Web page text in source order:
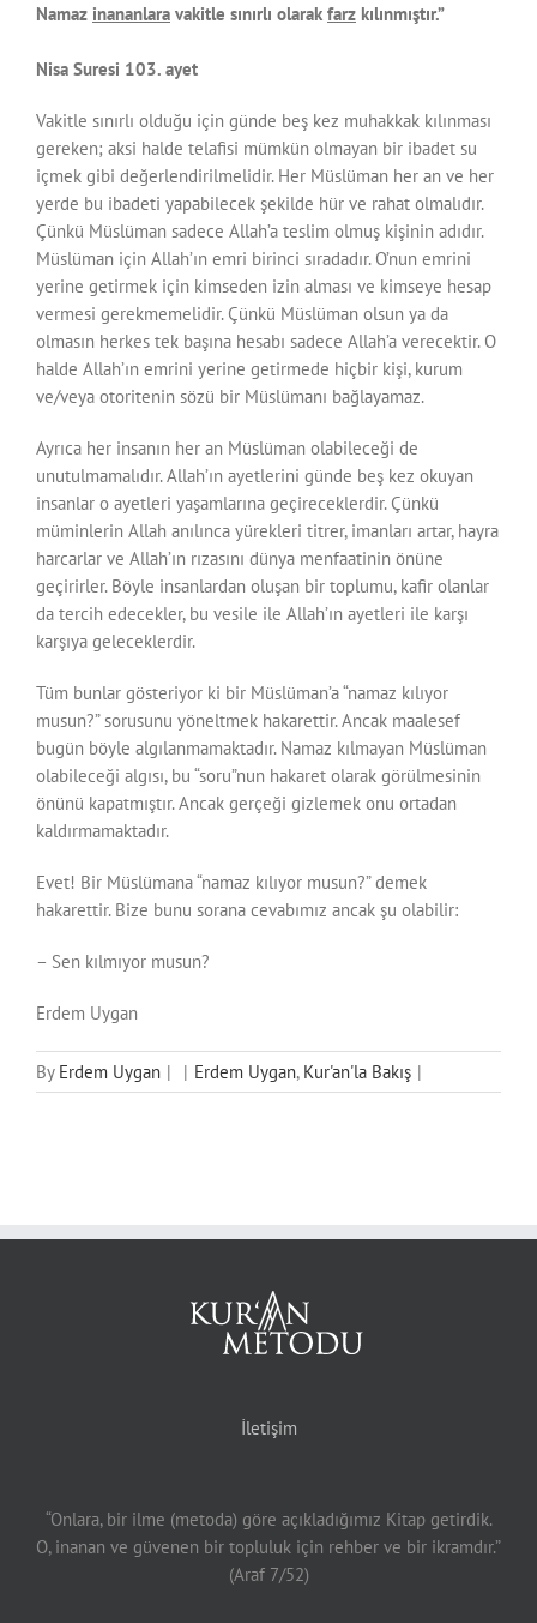
Namaz inananlara vakitle sınırlı olarak farz kılınmıştır.”
Nisa Suresi 103. ayet
Vakitle sınırlı olduğu için günde beş kez muhakkak kılınması
gereken; aksi halde telafisi mümkün olmayan bir ibadet su
içmek gibi değerlendirilmelidir. Her Müslüman her an ve her
yerde bu ibadeti yapabilecek şekilde hür ve rahat olmalıdır.
Çünkü Müslüman sadece Allah’a teslim olmuş kişinin adıdır.
Müslüman için Allah’ın emri birinci sıradadır. O’nun emrini
yerine getirmek için kimseden izin alması ve kimseye hesap
vermesi gerekmemelidir. Çünkü Müslüman olsun ya da
olmasın herkes tek başına hesabı sadece Allah’a verecektir. O
halde Allah’ın emrini yerine getirmede hiçbir kişi, kurum
ve/veya otoritenin sözü bir Müslümanı bağlayamaz.
Ayrıca her insanın her an Müslüman olabileceği de
unutulmamalıdır. Allah’ın ayetlerini günde beş kez okuyan
insanlar o ayetleri yaşamlarına geçireceklerdir. Çünkü
müminlerin Allah anılınca yürekleri titrer, imanları artar, hayra
harcarlar ve Allah’ın rızasını dünya menfaatinin önüne
geçirirler. Böyle insanlardan oluşan bir toplumu, kafir olanlar
da tercih edecekler, bu vesile ile Allah’ın ayetleri ile karşı
karşıya geleceklerdir.
Tüm bunlar gösteriyor ki bir Müslüman’a “namaz kılıyor
musun?” sorusunu yöneltmek hakarettir. Ancak maalesef
bugün böyle algılanmamaktadır. Namaz kılmayan Müslüman
olabileceği algısı, bu “soru”nun hakaret olarak görülmesinin
önünü kapatmıştır. Ancak gerçeği gizlemek onu ortadan
kaldırmamaktadır.
Evet! Bir Müslümana “namaz kılıyor musun?” demek
hakarettir. Bize bunu sorana cevabımız ancak şu olabilir:
– Sen kılmıyor musun?
Erdem Uygan
By Erdem Uygan | | Erdem Uygan, Kur'an'la Bakış |
İletişim
“Onlara, bir ilme (metoda) göre açıkladığımız Kitap getirdik.
O, inanan ve güvenen bir topluluk için rehber ve bir ikramdır.”
(Araf 7/52)